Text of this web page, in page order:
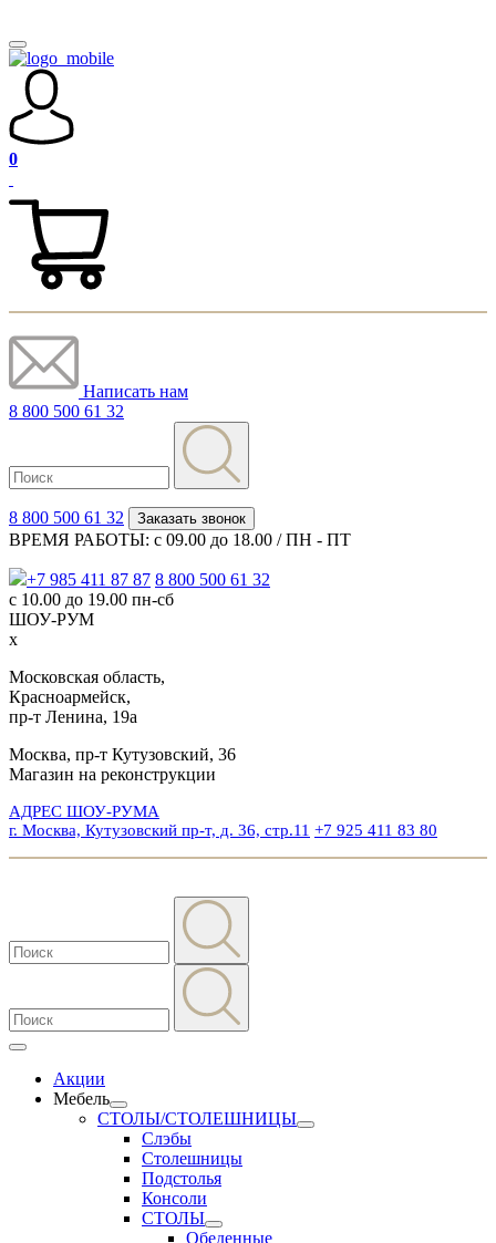
0
Написать нам
8 800 500 61 32
8 800 500 61 32 Заказать звонок
ВРЕМЯ РАБОТЫ: с 09.00 до 18.00 / ПН - ПТ
+7 985 411 87 87 8 800 500 61 32
с 10.00 до 19.00 пн-сб
ШОУ-РУМ
x
Московская область,
Красноармейск,
пр-т Ленина, 19а
Москва, пр-т Кутузовский, 36
Магазин на реконструкции
АДРЕС ШОУ-РУМА
г. Москва, Кутузовский пр-т, д. 36, стр.11 +7 925 411 83 80
Акции
Мебель
СТОЛЫ/СТОЛЕШНИЦЫ
Слэбы
Столешницы
Подстолья
Консоли
СТОЛЫ
Обеденные